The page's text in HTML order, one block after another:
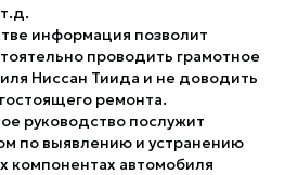
информация позволит
проводить грамотное
Ниссан Тиида и не доводить
ремонта.
руководство послужит
по выявлению и устранению
компонентах автомобиля